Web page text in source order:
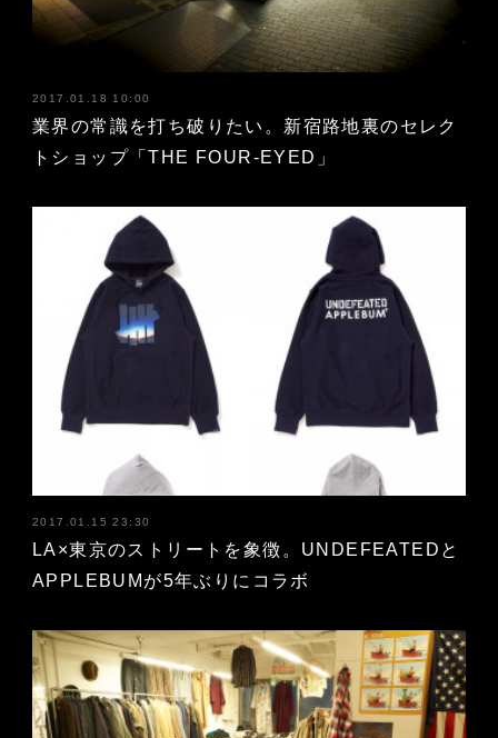
2017.01.18 10:00
業界の常識を打ち破りたい。新宿路地裏のセレク
トショップ「THE FOUR-EYED」
2017.01.15 23:30
LA×東京のストリートを象徴。UNDEFEATEDと
APPLEBUMが5年ぶりにコラボ